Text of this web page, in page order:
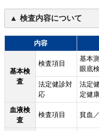
検査内容について
内容
基本検
査
検査項目
基本
眼底
法定健診対
応
法定
定健
血液検
査
検査項目 貧血